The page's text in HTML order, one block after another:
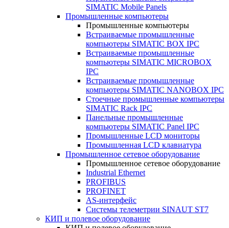
SIMATIC Mobile Panels
Промышленные компьютеры
Промышленные компьютеры
Встраиваемые промышленные
компьютеры SIMATIC BOX IPC
Встраиваемые промышленные
компьютеры SIMATIC MICROBOX
IPC
Встраиваемые промышленные
компьютеры SIMATIC NANOBOX IPC
Стоечные промышленные компьютеры
SIMATIC Rack IPC
Панельные промышленные
компьютеры SIMATIC Panel IPC
Промышленные LCD мониторы
Промышленная LCD клавиатура
Промышленное сетевое оборудование
Промышленное сетевое оборудование
Industrial Ethernet
PROFIBUS
PROFINET
AS-интерфейс
Системы телеметрии SINAUT ST7
КИП и полевое оборудование